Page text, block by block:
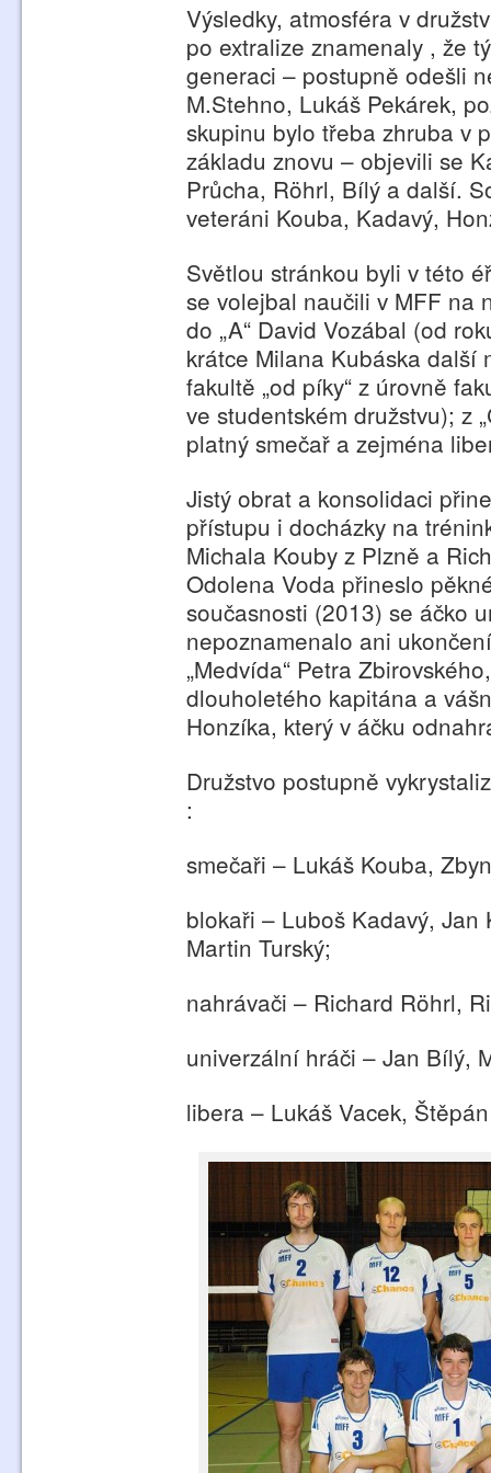
Výsledky, atmosféra v
po extralize znamenaly , že
generaci – postupně odešli
M.Stehno, Lukáš Pekárek,
skupinu bylo třeba zhruba v
základu znovu – objevili se
Průcha, Röhrl, Bílý a další.
veteráni Kouba, Kadavý,
Světlou stránkou byli v této
se volejbal naučili v MFF na
do „A“ David Vozábal (od
krátce Milana Kubáska další
fakultě „od píky“ z úrovně
ve studentském družstvu); z
platný smečař a zejména
Jistý obrat a konsolidaci
přístupu i docházky na
Michala Kouby z Plzně a
Odolena Voda přineslo
současnosti (2013) se áčko
nepoznamenalo ani
„Medvída“ Petra
dlouholetého kapitána a
Honzíka, který v áčku
Družstvo postupně
:
smečaři – Lukáš Kouba,
blokaři – Luboš Kadavý,
Martin Turský;
nahrávači – Richard Röhrl,
univerzální hráči – Jan Bílý,
libera – Lukáš Vacek,